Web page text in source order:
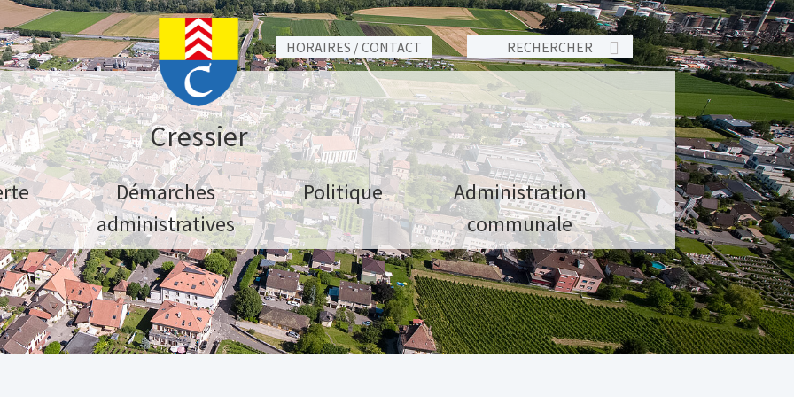
HORAIRES / CONTACT
Cressier
Démarches
administratives
Politique
Administration
communale